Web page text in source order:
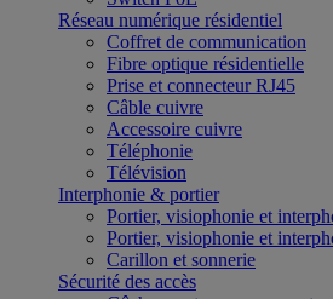
Réseau numérique résidentiel
Coffret de communication
Fibre optique résidentielle
Prise et connecteur RJ45
Câble cuivre
Accessoire cuivre
Téléphonie
Télévision
Interphonie & portier
Portier, visiophonie et
Portier, visiophonie et
Carillon et sonnerie
Sécurité des accès